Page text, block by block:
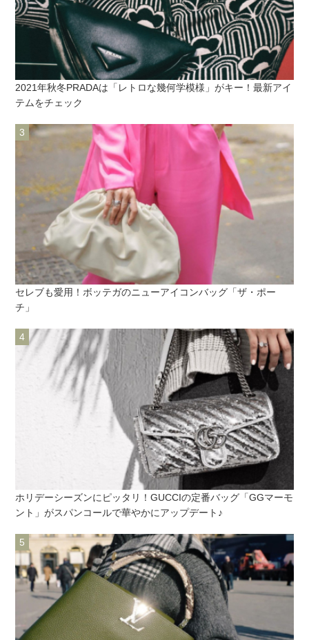
2021年秋冬PRADAは「レトロな幾何学模様」がキー！最新アイ
テムをチェック
セレブも愛用！ボッテガのニューアイコンバッグ「ザ・ポー
チ」
ホリデーシーズンにピッタリ！GUCCIの定番バッグ「GGマーモ
ント」がスパンコールで華やかにアップデート♪